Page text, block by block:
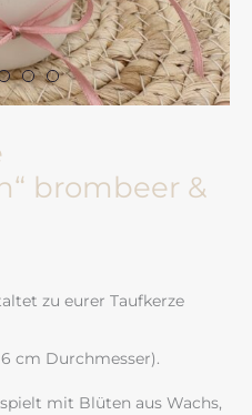
brombeer &
zu eurer Taufkerze
cm Durchmesser).
mit Blüten aus Wachs,